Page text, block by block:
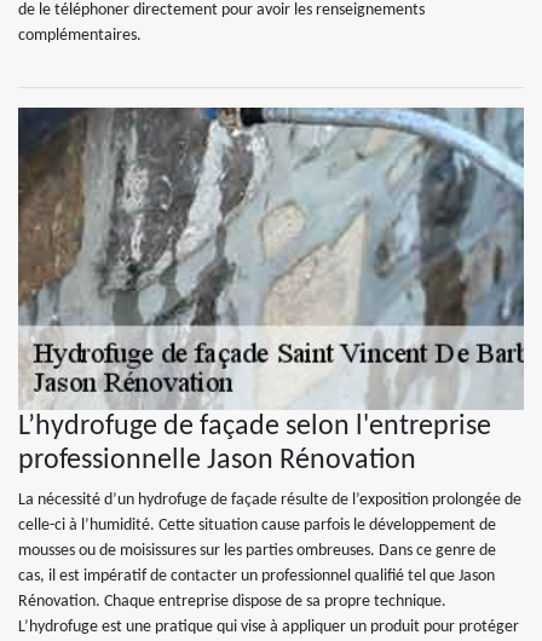
de le téléphoner directement pour avoir les renseignements
complémentaires.
L’hydrofuge de façade selon l'entreprise
professionnelle Jason Rénovation
La nécessité d’un hydrofuge de façade résulte de l’exposition prolongée de
celle-ci à l’humidité. Cette situation cause parfois le développement de
mousses ou de moisissures sur les parties ombreuses. Dans ce genre de
cas, il est impératif de contacter un professionnel qualifié tel que Jason
Rénovation. Chaque entreprise dispose de sa propre technique.
L’hydrofuge est une pratique qui vise à appliquer un produit pour protéger